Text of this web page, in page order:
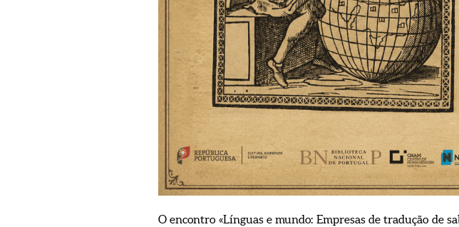
O encontro «Línguas e mundo: Empresas de tradução de